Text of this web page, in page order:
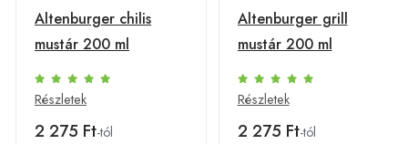
Altenburger chilis
mustár 200 ml
Részletek
2 275 Ft-tól
Altenburger grill
mustár 200 ml
Részletek
2 275 Ft-tól